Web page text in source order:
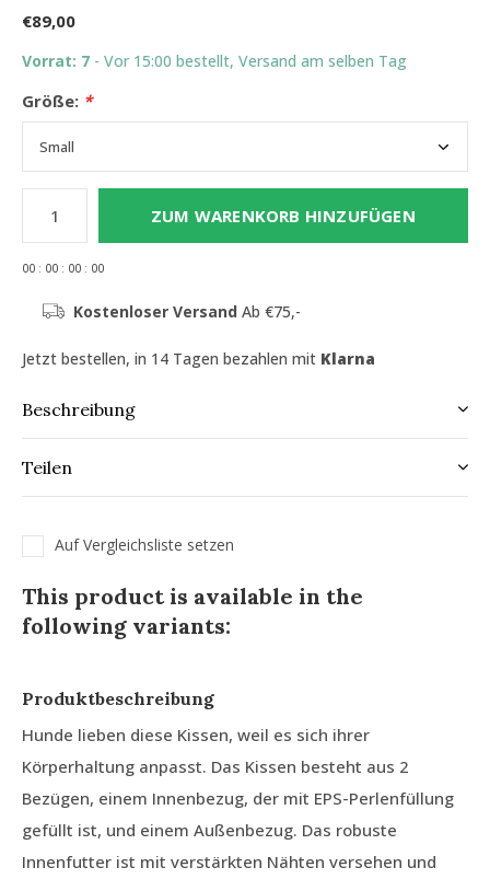
€89,00
Vorrat: 7 - Vor 15:00 bestellt, Versand am selben Tag
Größe: *
ZUM WARENKORB HINZUFÜGEN
00 : 00 : 00 : 00
Kostenloser Versand Ab €75,-
Jetzt bestellen, in 14 Tagen bezahlen mit Klarna
Beschreibung
Teilen
Auf Vergleichsliste setzen
This product is available in the
following variants:
Produktbeschreibung
Hunde lieben diese Kissen, weil es sich ihrer
Körperhaltung anpasst. Das Kissen besteht aus 2
Bezügen, einem Innenbezug, der mit EPS-Perlenfüllung
gefüllt ist, und einem Außenbezug. Das robuste
Innenfutter ist mit verstärkten Nähten versehen und